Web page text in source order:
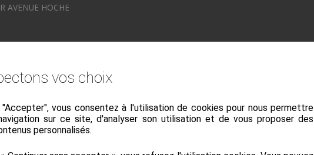
AVENUE HOCHE
vos choix
"Accepter", vous consentez à l'utilisation de cookies pour nous permettre
sur ce site, d'analyser son utilisation et de vous proposer des
personnalisés.